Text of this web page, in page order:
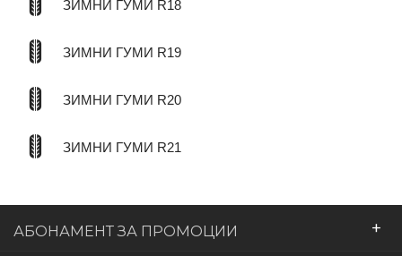
ЗИМНИ ГУМИ R18
ЗИМНИ ГУМИ R19
ЗИМНИ ГУМИ R20
ЗИМНИ ГУМИ R21
АБОНАМЕНТ ЗА ПРОМОЦИИ +